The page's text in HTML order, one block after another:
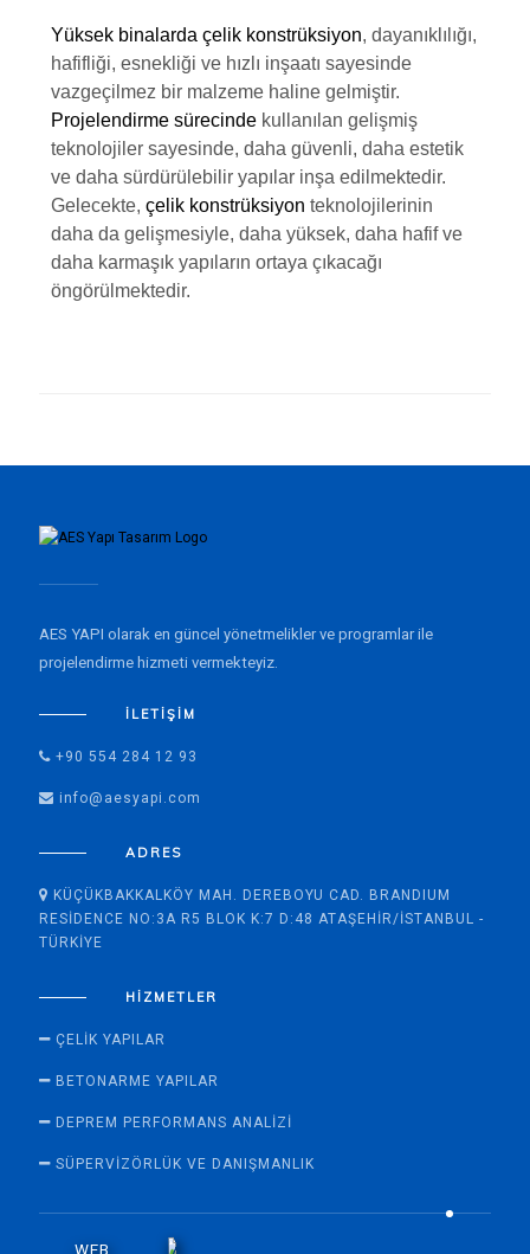
Yüksek binalarda çelik konstrüksiyon, dayanıklılığı,
hafifliği, esnekliği ve hızlı inşaatı sayesinde
vazgeçilmez bir malzeme haline gelmiştir.
Projelendirme sürecindekullanılan gelişmiş
teknolojiler sayesinde, daha güvenli, daha estetik
ve daha sürdürülebilir yapılar inşa edilmektedir.
Gelecekte, çelik konstrüksiyon teknolojilerinin
daha da gelişmesiyle, daha yüksek, daha hafif ve
daha karmaşık yapıların ortaya çıkacağı
öngörülmektedir.
AES YAPI olarak en güncel yönetmelikler ve programlar ile
projelendirme hizmeti vermekteyiz.
İLETIŞIM
+90 554 284 12 93
info@aesyapi.com
ADRES
KÜÇÜKBAKKALKÖY MAH. DEREBOYU CAD. BRANDIUM
RESIDENCE NO:3A R5 BLOK K:7 D:48 ATAŞEHIR/İSTANBUL -
TÜRKIYE
HIZMETLER
ÇELIK YAPILAR
BETONARME YAPILAR
DEPREM PERFORMANS ANALIZI
SÜPERVİZÖRLÜK VE DANIŞMANLIK
WEB